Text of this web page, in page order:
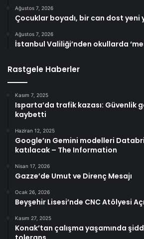
Ağustos 7, 2026
Çocuklar boyadı, bir can dost yeni
Ağustos 7, 2026
İstanbul Valiliği’nden okullarda
Rastgele Haberler
Kasım 7, 2025
Isparta’da trafik kazası: Güvenlik
kaybetti
Haziran 12, 2025
Google’ın Gemini modelleri
katılacak – The Information
Nisan 17, 2026
Gazze’de Umut ve Direnç Mesajı
Ocak 26, 2026
Beyşehir Lisesi’nde CNC Atölyesi
Kasım 27, 2025
Konak’tan çalışma yaşamında